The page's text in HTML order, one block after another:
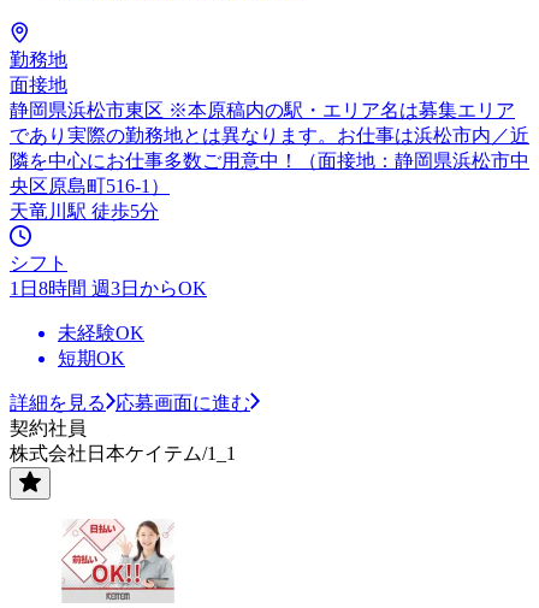
勤務地
面接地
静岡県浜松市東区 ※本原稿内の駅・エリア名は募集エリア
であり実際の勤務地とは異なります。お仕事は浜松市内／近
隣を中心にお仕事多数ご用意中！（面接地：静岡県浜松市中
央区原島町516-1）
天竜川駅 徒歩5分
シフト
1日8時間 週3日からOK
未経験OK
短期OK
詳細を見る
応募画面に進む
契約社員
株式会社日本ケイテム/1_1